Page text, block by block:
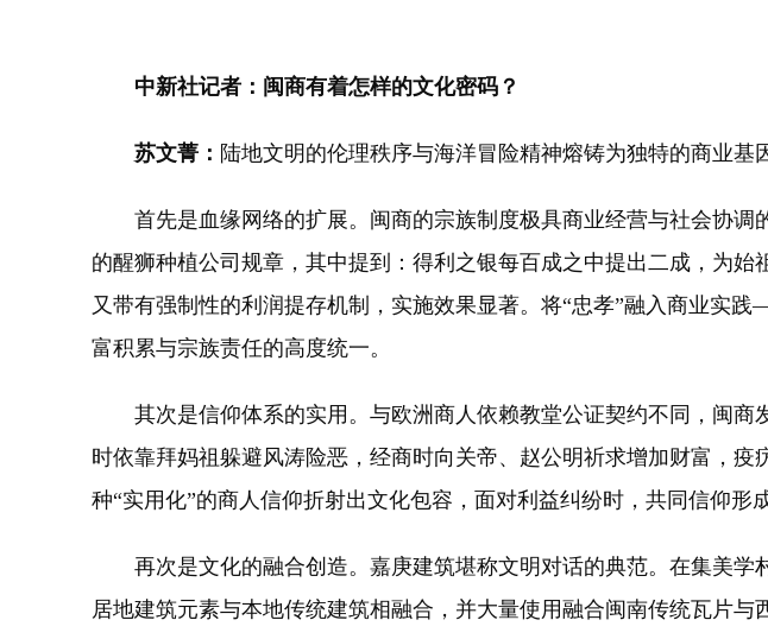
中新社记者：闽商有着怎样的文化密码？
苏文菁： 陆地文明的伦理秩序与海洋冒险精神熔铸为独特的商业基
首先是血缘网络的扩展。闽商的宗族制度极具商业经营与社会协调
的醒狮种植公司规章，其中提到：得利之银每百成之中提出二成，为
又带有强制性的利润提存机制，实施效果显著。将“忠孝”融入商业实
富积累与宗族责任的高度统一。
其次是信仰体系的实用。与欧洲商人依赖教堂公证契约不同，闽商
时依靠拜妈祖躲避风涛险恶，经商时向关帝、赵公明祈求增加财富，
种“实用化”的商人信仰折射出文化包容，面对利益纠纷时，共同信仰形
再次是文化的融合创造。嘉庚建筑堪称文明对话的典范。在集美学
居地建筑元素与本地传统建筑相融合，并大量使用融合闽南传统瓦片